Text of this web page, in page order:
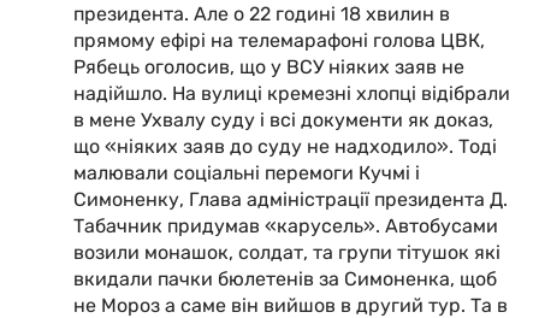
президента. Але о 22 годині 18 хвилин в
прямому ефірі на телемарафоні голова ЦВК,
Рябець оголосив, що у ВСУ ніяких заяв не
надійшло. На вулиці кремезні хлопці відібрали
в мене Ухвалу суду і всі документи як доказ,
що «ніяких заяв до суду не надходило». Тоді
малювали соціальні перемоги Кучмі і
Симоненку, Глава адміністрації президента Д.
Табачник придумав «карусель». Автобусами
возили монашок, солдат, та групи тітушок які
вкидали пачки бюлетенів за Симоненка, щоб
не Мороз а саме він вийшов в другий тур. Та в